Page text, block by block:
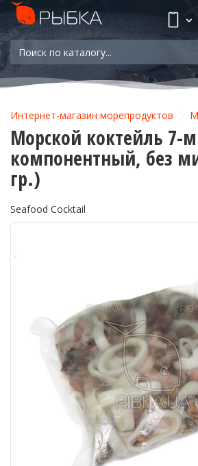
Интернет-магазин морепродуктов
Морской коктейль 7-
компонентный, без
гр.)
Seafood Cocktail